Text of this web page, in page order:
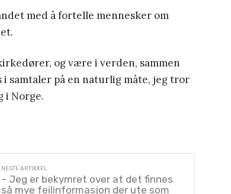
med å fortelle mennesker om
og være i verden, sammen
i samtaler på en naturlig måte, jeg tror
i Norge.
– Jeg er bekymret over at det finnes
så mye feilinformasjon der ute som